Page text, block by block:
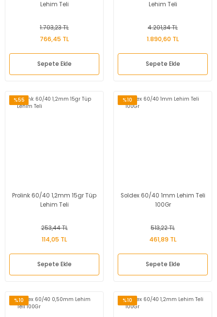
Lehim Teli
1.703,23 TL
766,45 TL
Sepete Ekle
Lehim Teli
4.201,34 TL
1.890,60 TL
Sepete Ekle
%55
Prolink 60/40 1,2mm 15gr Tüp
Lehim Teli
253,44 TL
114,05 TL
Sepete Ekle
%10
Soldex 60/40 1mm Lehim Teli
100Gr
513,22 TL
461,89 TL
Sepete Ekle
%10 %10